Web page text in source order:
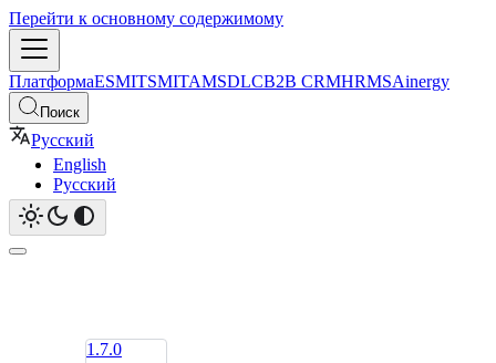
Перейти к основному содержимому
ПлатформаESMITSMITAMSDLCB2B CRMHRMSAinergy
Поиск
Русский
English
Русский
1.7.0